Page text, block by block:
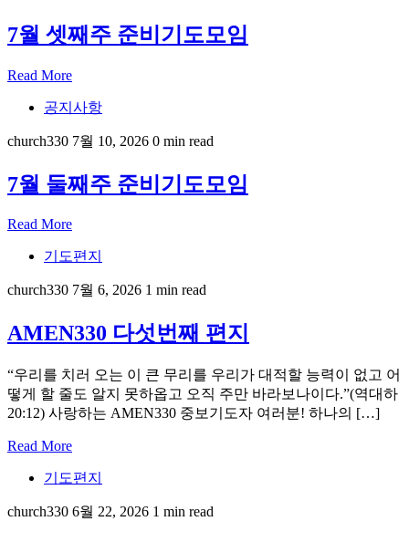
7월 셋째주 준비기도모임
Read More
공지사항
church330 7월 10, 2026 0 min read
7월 둘째주 준비기도모임
Read More
기도편지
church330 7월 6, 2026 1 min read
AMEN330 다섯번째 편지
“우리를 치러 오는 이 큰 무리를 우리가 대적할 능력이 없고 어
떻게 할 줄도 알지 못하옵고 오직 주만 바라보나이다.”(역대하
20:12) 사랑하는 AMEN330 중보기도자 여러분! 하나의 […]
Read More
기도편지
church330 6월 22, 2026 1 min read